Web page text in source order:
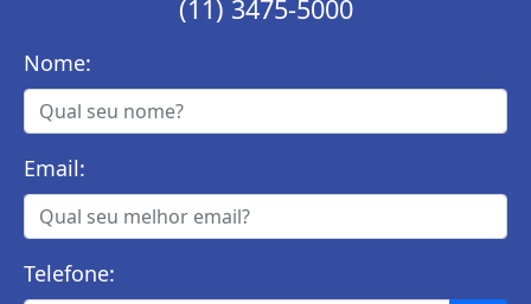
(11) 3475-5000
Nome:
Email:
Telefone: